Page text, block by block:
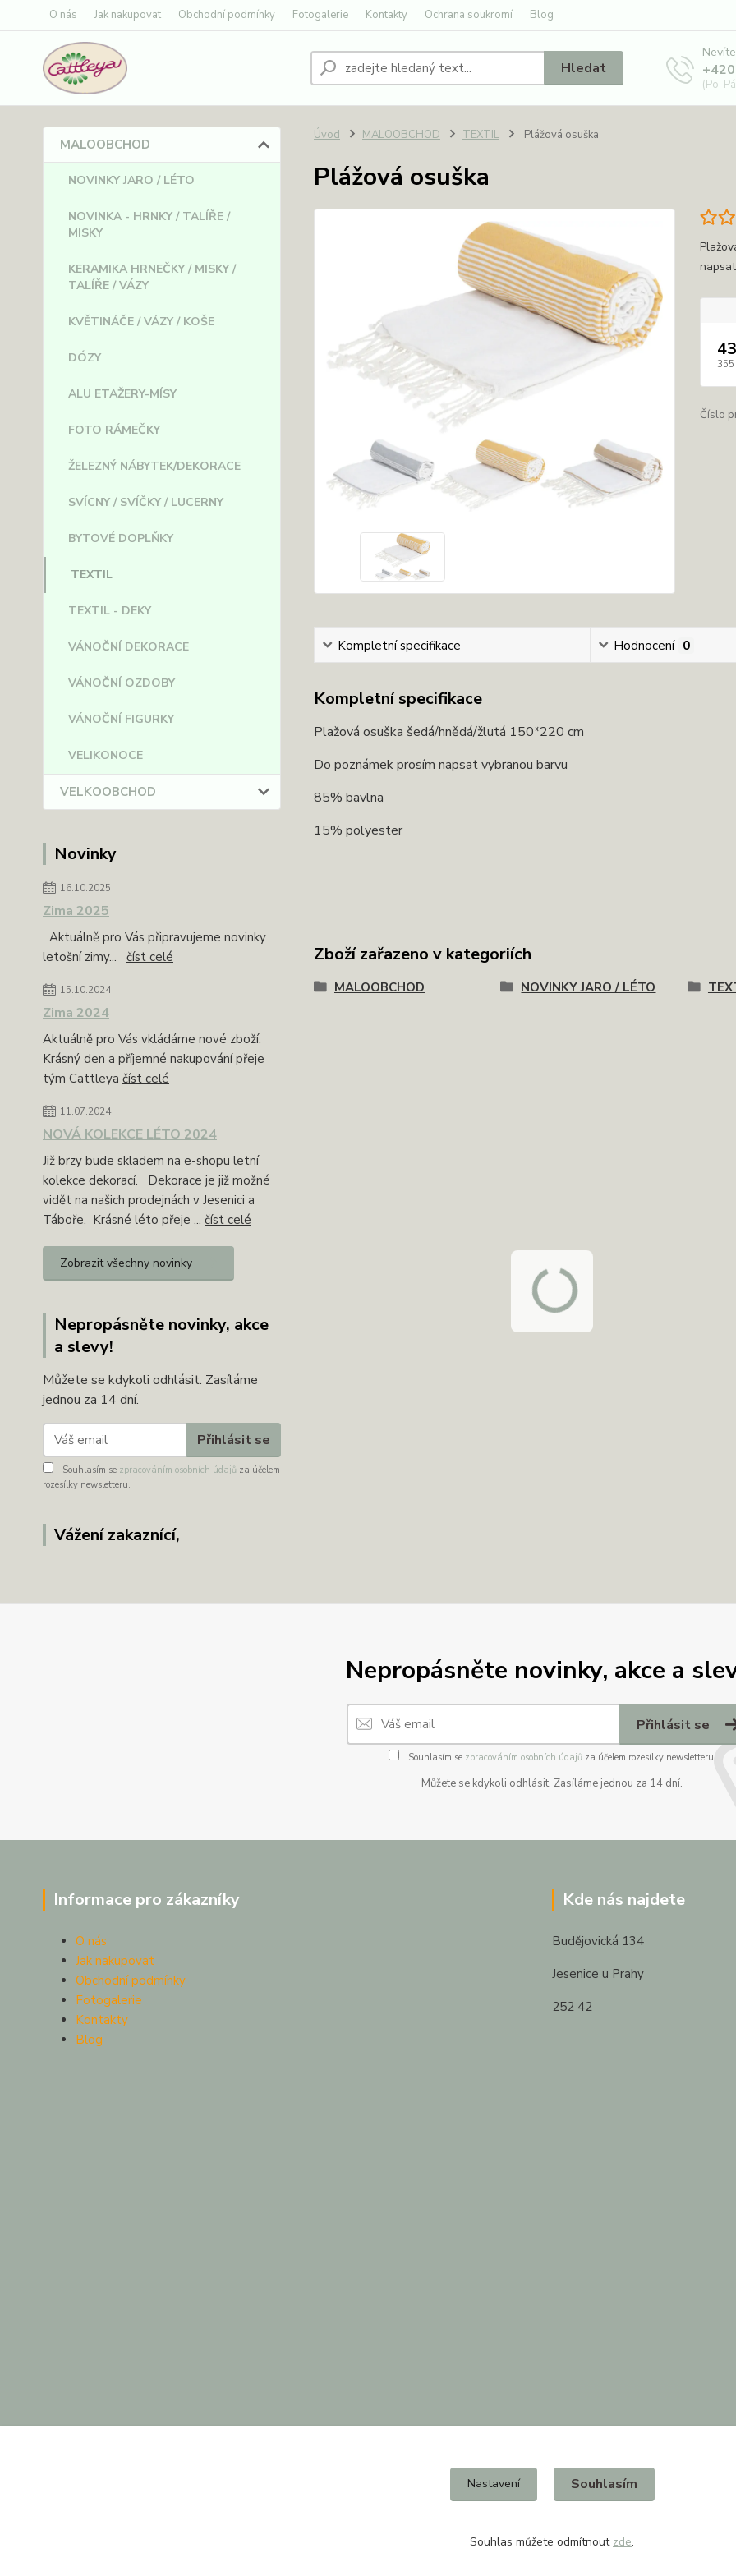
O nás Jak nakupovat Obchodní podmínky Fotogalerie Kontakty Ochrana soukromí Blog
Hledat
(Po-
MALOOBCHOD
NOVINKY JARO / LÉTO
NOVINKA - HRNKY / TALÍŘE /
MISKY
KERAMIKA HRNEČKY / MISKY /
TALÍŘE / VÁZY
KVĚTINÁČE / VÁZY / KOŠE
DÓZY
ALU ETAŽERY-MÍSY
FOTO RÁMEČKY
ŽELEZNÝ NÁBYTEK/DEKORACE
SVÍCNY / SVÍČKY / LUCERNY
BYTOVÉ DOPLŇKY
TEXTIL
TEXTIL - DEKY
VÁNOČNÍ DEKORACE
VÁNOČNÍ OZDOBY
VÁNOČNÍ FIGURKY
VELIKONOCE
VELKOOBCHOD
Novinky
16.10.2025
Zima 2025
Aktuálně pro Vás připravujeme novinky
letošní zimy... číst celé
15.10.2024
Zima 2024
Aktuálně pro Vás vkládáme nové zboží.
Krásný den a příjemné nakupování přeje
tým Cattleya číst celé
11.07.2024
NOVÁ KOLEKCE LÉTO 2024
Již brzy bude skladem na e-shopu letní
kolekce dekorací. Dekorace je již možné
vidět na našich prodejnách v Jesenici a
Táboře. Krásné léto přeje ... číst celé
Zobrazit všechny novinky
Nepropásněte novinky, akce
a slevy!
Můžete se kdykoli odhlásit. Zasíláme
jednou za 14 dní.
Přihlásit se
Souhlasím se zpracováním osobních údajů za účelem
rozesílky newsletteru.
Vážení zakaznící,
Úvod MALOOBCHOD TEXTIL Plážová osuška
Plážová osuška
355
Číslo
Kompletní specifikace Hodnocení 0
Kompletní specifikace
Plažová osuška šedá/hnědá/žlutá 150*220 cm
Do poznámek prosím napsat vybranou barvu
85% bavlna
15% polyester
Zboží zařazeno v kategoriích
MALOOBCHOD NOVINKY JARO / LÉTO
Nepropásněte novinky, akce a
Přihlásit se
Souhlasím se zpracováním osobních údajůza účelem rozesílky newsletteru.
Můžete se kdykoli odhlásit. Zasíláme jednou za 14 dní.
Informace pro zákazníky
O nás
Jak nakupovat
Obchodní podmínky
Fotogalerie
Kontakty
Blog
Kde nás najdete
Budějovická 134
Jesenice u Prahy
252 42
Nastavení Souhlasím
Souhlas můžete odmítnout zde.